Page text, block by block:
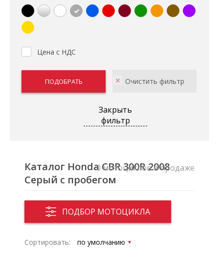
Цена с НДС
Закрыть
фильтр
Каталог Honda CBR 300R 2008
Серый с пробегом
ПОДБОР МОТОЦИКЛА
0 мотоциклов в продаже
Сортировать: